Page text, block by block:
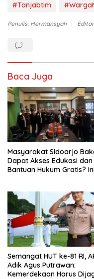
#Tanjabtim
Penulis: Hermansyah
Baca Juga
Masyarakat Sidoarjo
Dapat Akses Edukasi dan
Bantuan Hukum Gratis?
Semangat HUT ke-81 RI,
Adik Agus Putrawan:
Kemerdekaan Harus